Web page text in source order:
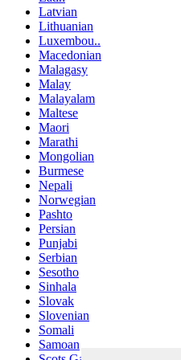
Latvian
Lithuanian
Luxembou..
Macedonian
Malagasy
Malay
Malayalam
Maltese
Maori
Marathi
Mongolian
Burmese
Nepali
Norwegian
Pashto
Persian
Punjabi
Serbian
Sesotho
Sinhala
Slovak
Slovenian
Somali
Samoan